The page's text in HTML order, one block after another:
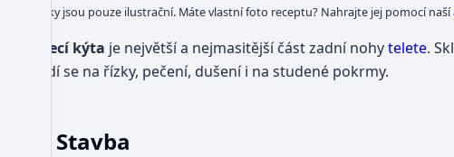
Obrázky jsou pouze ilustrační. Máte vlastní foto receptu? Nahrajte jej pomocí naší
Telecí kýta je největší a nejmasitější část zadní nohytelete.
hodí se na řízky, pečení, dušení i na studené pokrmy.
Stavba